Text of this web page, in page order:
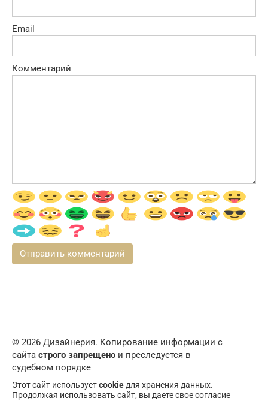
Email
Комментарий
© 2026 Дизайнерия. Копирование информации с
сайта строго запрещено и преследуется в
судебном порядке
Этот сайт используетcookieдля хранения данных.
Продолжая использовать сайт, вы даете свое согласие